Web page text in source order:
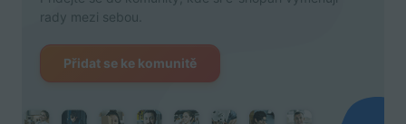
rady mezi sebou.
Přidat se ke komunitě